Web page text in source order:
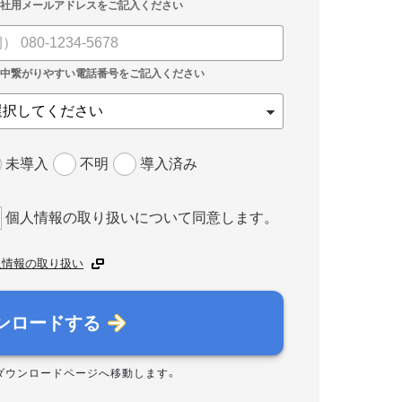
未導入 不明 導入済み
個人情報の取り扱いについて同意します。
報の取り扱い
ロードする
ウンロードページへ移動します。